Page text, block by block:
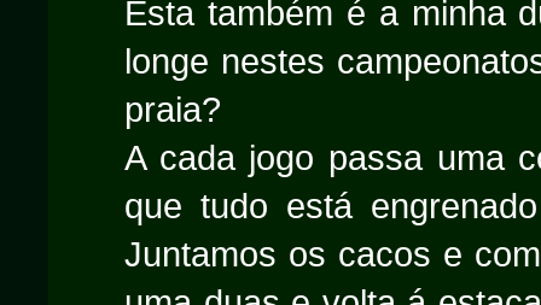
Esta também é a minha
longe nestes
praia?
A cada jogo passa uma
que tudo está
Juntamos os cacos e